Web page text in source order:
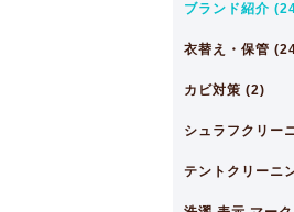
ブランド紹介
衣替え・保管
カビ対策 (2)
シュラフクリー
テントクリーニ